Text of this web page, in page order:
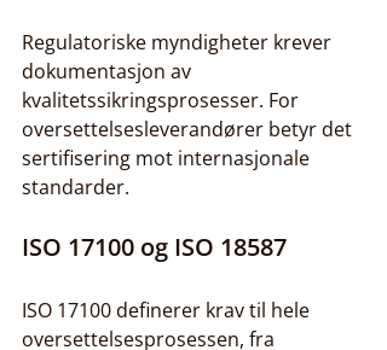
Regulatoriske myndigheter krever
dokumentasjon av
kvalitetssikringsprosesser. For
oversettelsesleverandører betyr det
sertifisering mot internasjonale
standarder.
ISO 17100 og ISO 18587
ISO 17100 definerer krav til hele
oversettelsesprosessen, fra